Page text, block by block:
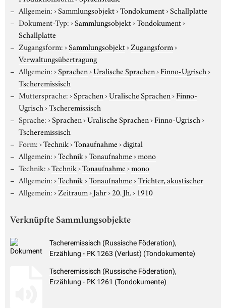
Allgemein:›Sammlungsobjekt›Tondokument›Schallplatte
Dokument-Typ:›Sammlungsobjekt›Tondokument›
Schallplatte
Zugangsform:›Sammlungsobjekt›Zugangsform›
Verwaltungsübertragung
Allgemein:›Sprachen›Uralische Sprachen›Finno-Ugrisch›
Tscheremissisch
Muttersprache:›Sprachen›Uralische Sprachen›Finno-
Ugrisch›Tscheremissisch
Sprache:›Sprachen›Uralische Sprachen›Finno-Ugrisch›
Tscheremissisch
Form:›Technik›Tonaufnahme›digital
Allgemein:›Technik›Tonaufnahme›mono
Technik:›Technik›Tonaufnahme›mono
Allgemein:›Technik›Tonaufnahme›Trichter, akustischer
Allgemein:›Zeitraum›Jahr›20. Jh.› 1910
Verknüpfte Sammlungsobjekte
Tscheremissisch (Russische Föderation),
Erzählung - PK 1263 (Verlust) (Tondokumente)
Tscheremissisch (Russische Föderation),
Erzählung - PK 1261 (Tondokumente)